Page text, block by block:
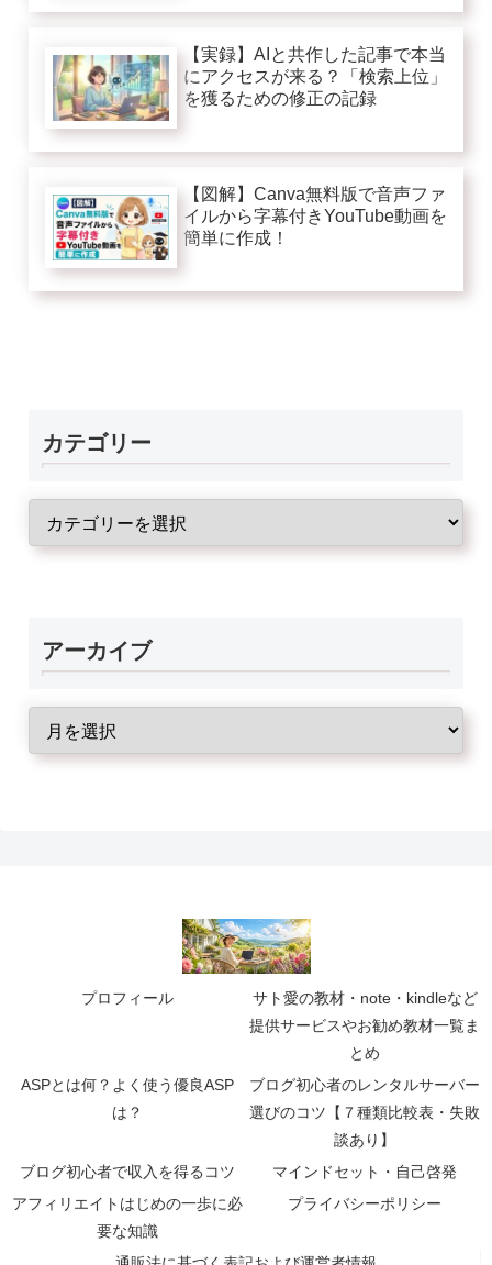
【実録】AIと共作した記事で本当
にアクセスが来る？「検索上位」
を獲るための修正の記録
【図解】Canva無料版で音声ファ
イルから字幕付きYouTube動画を
簡単に作成！
カテゴリー
アーカイブ
プロフィール
サト愛の教材・note・kindleなど
提供サービスやお勧め教材一覧ま
とめ
ASPとは何？よく使う優良ASP
は？
ブログ初心者のレンタルサーバー
選びのコツ【７種類比較表・失敗
談あり】
ブログ初心者で収入を得るコツ
マインドセット・自己啓発
アフィリエイトはじめの一歩に必
要な知識
プライバシーポリシー